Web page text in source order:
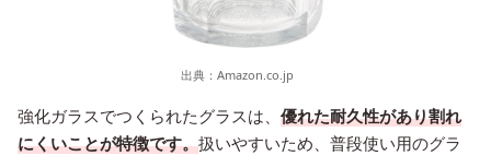
出典： Amazon.co.jp
強化ガラスでつくられたグラスは、 優れた耐久性があり割れ
にくいことが特徴です。扱いやすいため、普段使い用のグラ